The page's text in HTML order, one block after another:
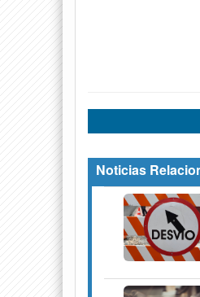
Noticias